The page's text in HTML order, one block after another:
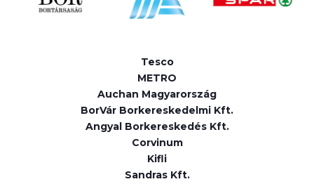
Tesco
METRO
Auchan Magyarország
BorVár Borkereskedelmi Kft.
Angyal Borkereskedés Kft.
Corvinum
Kifli
Sandras Kft.